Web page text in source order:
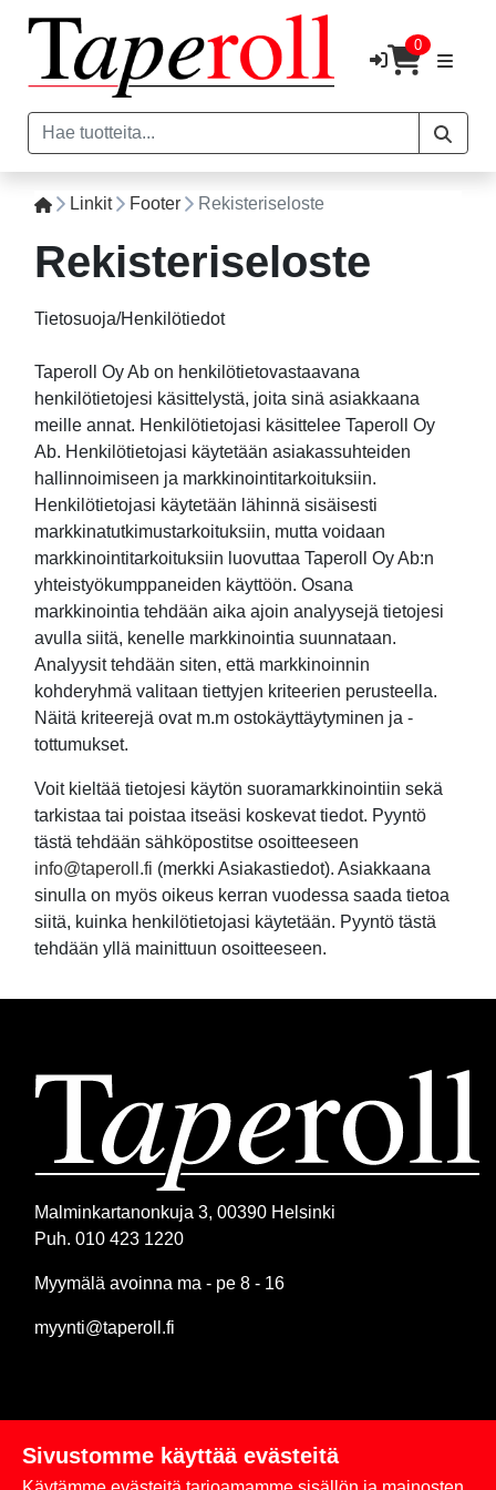
0
Linkit Footer Rekisteriseloste
Rekisteriseloste
Tietosuoja/Henkilötiedot
Taperoll Oy Ab on henkilötietovastaavana
henkilötietojesi käsittelystä, joita sinä asiakkaana
meille annat. Henkilötietojasi käsittelee Taperoll Oy
Ab. Henkilötietojasi käytetään asiakassuhteiden
hallinnoimiseen ja markkinointitarkoituksiin.
Henkilötietojasi käytetään lähinnä sisäisesti
markkinatutkimustarkoituksiin, mutta voidaan
markkinointitarkoituksiin luovuttaa Taperoll Oy Ab:n
yhteistyökumppaneiden käyttöön. Osana
markkinointia tehdään aika ajoin analyysejä tietojesi
avulla siitä, kenelle markkinointia suunnataan.
Analyysit tehdään siten, että markkinoinnin
kohderyhmä valitaan tiettyjen kriteerien perusteella.
Näitä kriteerejä ovat m.m ostokäyttäytyminen ja -
tottumukset.
Voit kieltää tietojesi käytön suoramarkkinointiin sekä
tarkistaa tai poistaa itseäsi koskevat tiedot. Pyyntö
tästä tehdään sähköpostitse osoitteeseen
info@taperoll.fi (merkki Asiakastiedot). Asiakkaana
sinulla on myös oikeus kerran vuodessa saada tietoa
siitä, kuinka henkilötietojasi käytetään. Pyyntö tästä
tehdään yllä mainittuun osoitteeseen.
Malminkartanonkuja 3, 00390 Helsinki
Puh. 010 423 1220
Myymälä avoinna ma - pe 8 - 16
myynti@taperoll.fi
Linkit
Sivustomme käyttää evästeitä